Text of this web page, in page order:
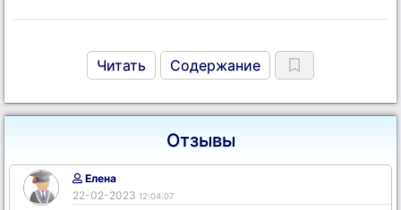
Читать Содержание
Отзывы
Елена
22-02-2023 12:04:07